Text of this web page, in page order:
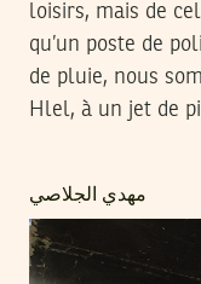
loisirs, mais de
qu’un poste de
de pluie, nous
Hlel, à un jet de
مهدي الجلاصي